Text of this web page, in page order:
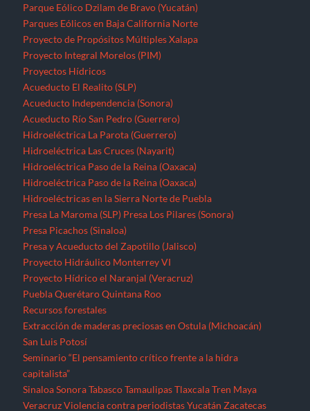
Parque Eólico Dzilam de Bravo (Yucatán)
Parques Eólicos en Baja California Norte
Proyecto de Propósitos Múltiples Xalapa
Proyecto Integral Morelos (PIM)
Proyectos Hídricos
Acueducto El Realito (SLP)
Acueducto Independencia (Sonora)
Acueducto Río San Pedro (Guerrero)
Hidroeléctrica La Parota (Guerrero)
Hidroeléctrica Las Cruces (Nayarit)
Hidroeléctrica Paso de la Reina (Oaxaca)
Hidroeléctrica Paso de la Reina (Oaxaca)
Hidroeléctricas en la Sierra Norte de Puebla
Presa La Maroma (SLP) Presa Los Pilares (Sonora)
Presa Picachos (Sinaloa)
Presa y Acueducto del Zapotillo (Jalisco)
Proyecto Hidráulico Monterrey VI
Proyecto Hídrico el Naranjal (Veracruz)
Puebla Querétaro Quintana Roo
Recursos forestales
Extracción de maderas preciosas en Ostula (Michoacán)
San Luis Potosí
Seminario “El pensamiento crítico frente a la hidra
capitalista”
Sinaloa Sonora Tabasco Tamaulipas Tlaxcala Tren Maya
Veracruz Violencia contra periodistas Yucatán Zacatecas